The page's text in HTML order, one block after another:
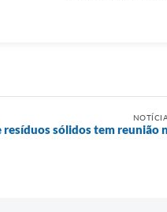
sólidos tem reunião